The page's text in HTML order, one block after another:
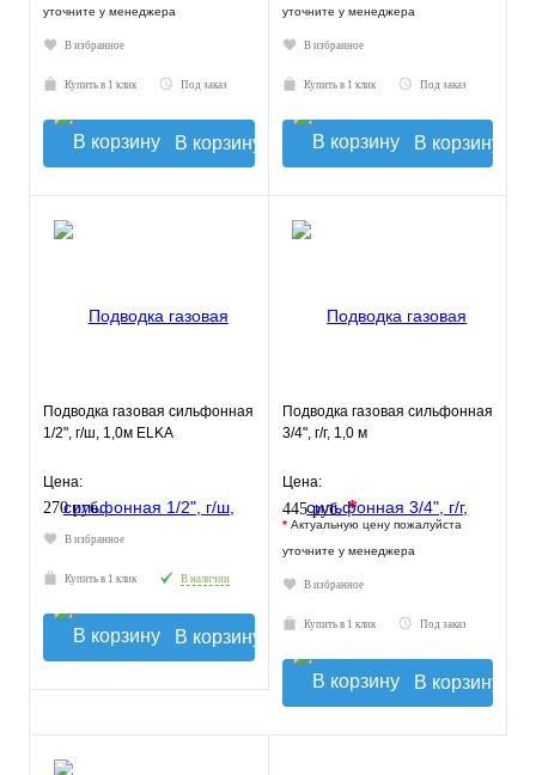
уточните у менеджера
В избранное
Купить в 1 клик Под заказ
В корзину
уточните у менеджера
В избранное
Купить в 1 клик Под заказ
В корзину
Подводка газовая сильфонная
1/2", г/ш, 1,0м ELKA
Цена:
270 руб.
В избранное
Купить в 1 клик В наличии
В корзину
Подводка газовая сильфонная
3/4", г/г, 1,0 м
Цена:
445 руб.*
* Актуальную цену пожалуйста
уточните у менеджера
В избранное
Купить в 1 клик Под заказ
В корзину